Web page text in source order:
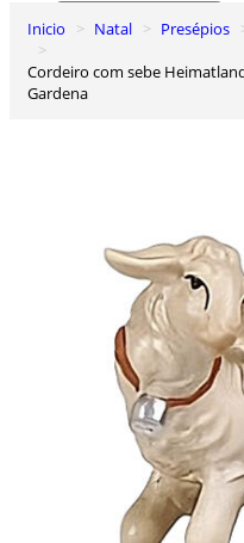
Inicio Natal Presépios
Cordeiro com sebe Heimatland 12 cm presépio madeira pintada Val
Gardena